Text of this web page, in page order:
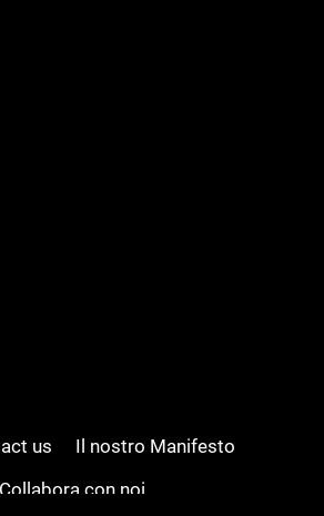
us
Il nostro Manifesto
Collabora con noi